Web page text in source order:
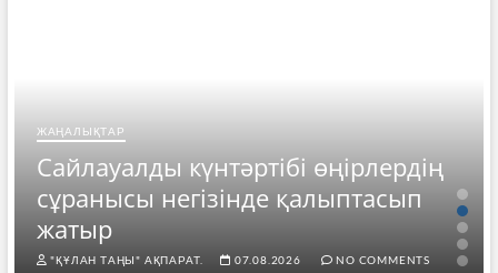
ЖАҢАЛЫҚТАР
Сайлауалды күнтәртібі өңірлердің
сұранысы негізінде қалыптасып
жатыр
"ҚҰЛАН ТАҢЫ" АҚПАРАТ. 07.08.2026 NO COMMENTS